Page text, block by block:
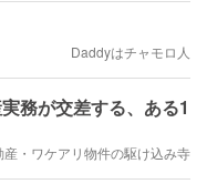
Daddyはチャモロ人
務が交差する、ある1
産・ワケアリ物件の駆け込み寺